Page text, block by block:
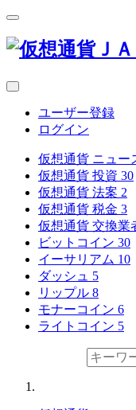
ユーザー登録
ログイン
仮想通貨 ニュー
仮想通貨 投資 30
仮想通貨 法案 2
仮想通貨 税金 3
仮想通貨 交換業
ビットコイン 30
イーサリアム 10
ダッシュ 5
リップル 8
モナーコイン 6
ライトコイン 5